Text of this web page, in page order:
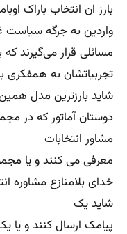
بارز ان انتخاب باراک
واردین به جرگه
مسائلی قرار می‌گیرند
تجربیاتشان به همفکری
شاید بارزترین مدل
دوستان آماتور که در
مشاور انتخابات
معرفی می کنند و یا
خدای بلامنازع مشاوره
شاید یک
پیامک ارسال کنند و یا